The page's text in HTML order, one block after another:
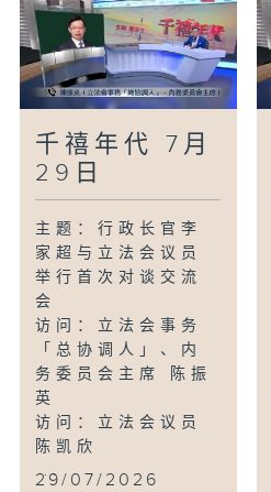
千禧年代 7月
29日
主题：行政长官李
家超与立法会议员
举行首次对谈交流
会
访问：立法会事务
「总协调人」、内
务委员会主席 陈振
英
访问：立法会议员
陈凯欣
...
29/07/2026